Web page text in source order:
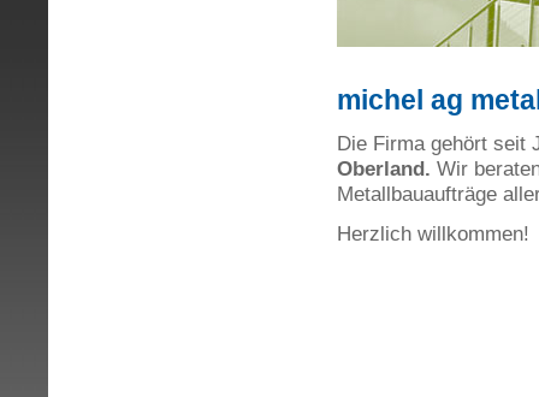
michel ag
Die Firma gehört seit
Oberland. Wir
Metallbauaufträge
Herzlich willkommen!